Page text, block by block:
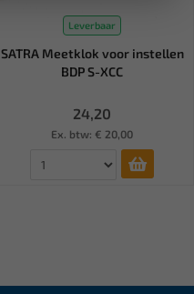
Leverbaar
SATRA Meetklok voor instellen
BDP S-XCC
24,20
Ex. btw: € 20,00